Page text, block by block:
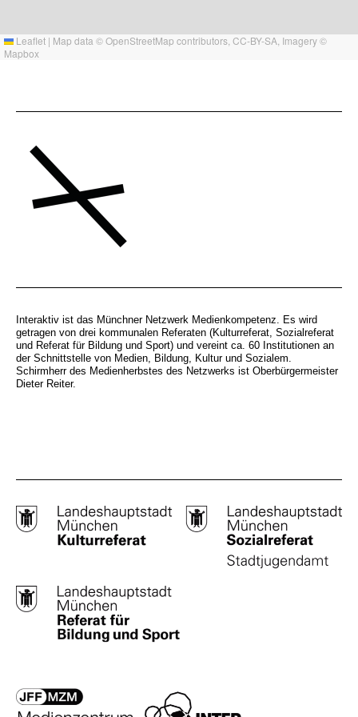
Leaflet | Map data ©OpenStreetMap contributors, CC-BY-SA , Imagery ©
Mapbox
Interaktiv ist das Münchner Netzwerk Medienkompetenz. Es wird
getragen von drei kommunalen Referaten (Kulturreferat, Sozialreferat
und Referat für Bildung und Sport) und vereint ca. 60 Institutionen an
der Schnittstelle von Medien, Bildung, Kultur und Sozialem.
Schirmherr des Medienherbstes des Netzwerks ist Oberbürgermeister
Dieter Reiter.